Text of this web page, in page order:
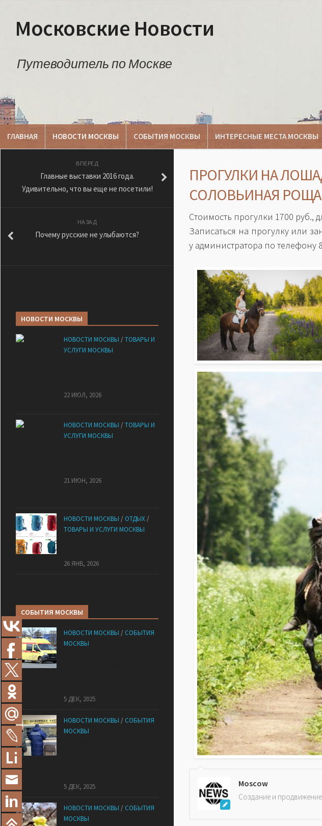
Московские Новости
Путеводитель по Москве
ГЛАВНАЯ НОВОСТИ МОСКВЫ СОБЫТИЯ МОСКВЫ ИНТЕРЕСНЫЕ МЕСТА МОСКВЫ
ПРОГУЛКИ НА
СОЛОВЬИНАЯ РОЩА
Стоимость прогулки 1700 руб.,
Записаться на прогулку или
у администратора по телефону
Moscow
Создание и
ВПЕРЕД
Главные выставки 2016 года.
Удивительно, что вы еще не посетили!
НАЗАД
Почему русские не улыбаются?
НОВОСТИ МОСКВЫ
НОВОСТИ МОСКВЫ /ТОВАРЫ И
УСЛУГИ МОСКВЫ
22 ИЮЛ, 2026
НОВОСТИ МОСКВЫ /ТОВАРЫ И
УСЛУГИ МОСКВЫ
21 ИЮН, 2026
НОВОСТИ МОСКВЫ / ОТДЫХ /
ТОВАРЫ И УСЛУГИ МОСКВЫ
26 ЯНВ, 2026
СОБЫТИЯ МОСКВЫ
НОВОСТИ МОСКВЫ / СОБЫТИЯ
МОСКВЫ
5 ДЕК, 2025
НОВОСТИ МОСКВЫ / СОБЫТИЯ
МОСКВЫ
5 ДЕК, 2025
НОВОСТИ МОСКВЫ / СОБЫТИЯ
МОСКВЫ